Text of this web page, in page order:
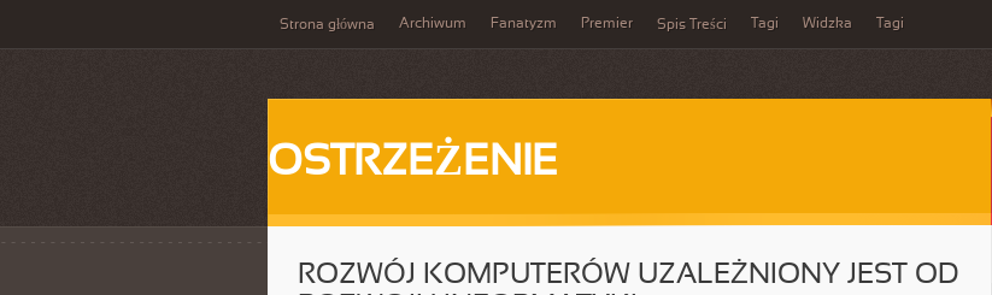
Strona główna Archiwum Fanatyzm Premier Spis Treści Tagi Widzka Tagi
OSTRZEŻENIE
ROZWÓJ KOMPUTERÓW UZALEŻNIONY JEST OD